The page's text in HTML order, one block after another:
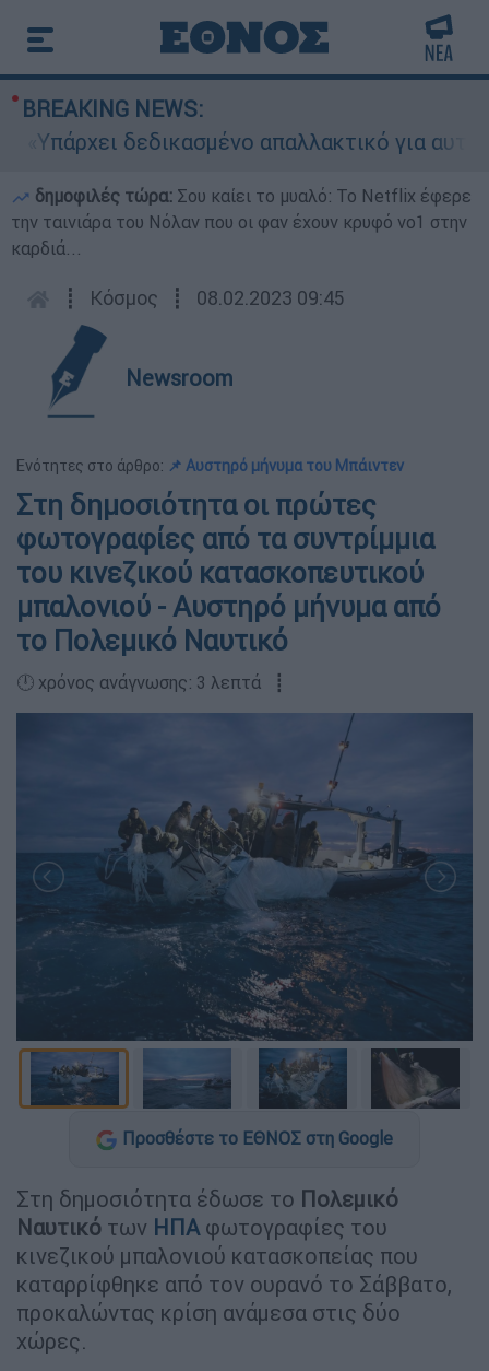
BREAKING NEWS:
δεδικασμένο απαλλακτικό για αυτήν»:
δημοφιλές τώρα: Σου καίει το μυαλό: Το Netflix έφερε
την ταινιάρα του Νόλαν που οι φαν έχουν κρυφό νο1 στην
καρδιά...
┋ Κόσμος ┋ 08.02.2023 09:45
Newsroom
Ενότητες στο άρθρο: 📌 Αυστηρό μήνυμα του Μπάιντεν
Στη δημοσιότητα oι πρώτες
φωτογραφίες από τα συντρίμμια
του κινεζικού κατασκοπευτικού
μπαλονιού - Αυστηρό μήνυμα από
το Πολεμικό Ναυτικό
🕛 χρόνος ανάγνωσης: 3 λεπτά ┋
Προσθέστε το ΕΘΝΟΣ στη Google
Στη δημοσιότητα έδωσε το Πολεμικό
Ναυτικό των ΗΠΑ φωτογραφίες του
κινεζικού μπαλονιού κατασκοπείας που
καταρρίφθηκε από τον ουρανό το Σάββατο,
προκαλώντας κρίση ανάμεσα στις δύο
χώρες.